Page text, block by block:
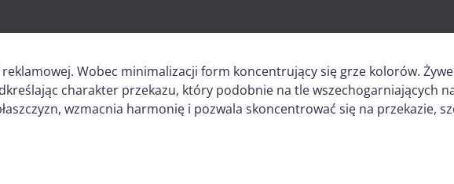
Wobec minimalizacji form koncentrujący się grze kolorów.
charakter przekazu, który podobnie na tle wszechogarniających
wzmacnia harmonię i pozwala skoncentrować się na przekazie,